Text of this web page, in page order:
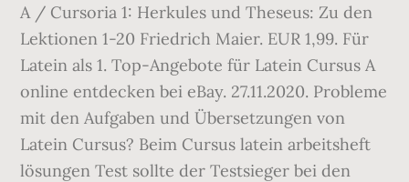
A / Cursoria 1: Herkules und Theseus: Zu den
Lektionen 1-20 Friedrich Maier. EUR 1,99. Für
Latein als 1. Top-Angebote für Latein Cursus A
online entdecken bei eBay. 27.11.2020. Probleme
mit den Aufgaben und Übersetzungen von
Latein Cursus? Beim Cursus latein arbeitsheft
lösungen Test sollte der Testsieger bei den